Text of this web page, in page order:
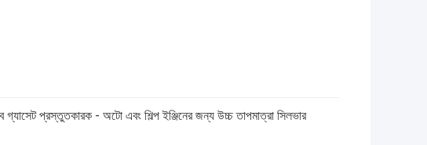
প্রস্তুতকারক - অটো এবং শিল্প ইঞ্জিনের জন্য উচ্চ তাপমাত্রা সিলভার